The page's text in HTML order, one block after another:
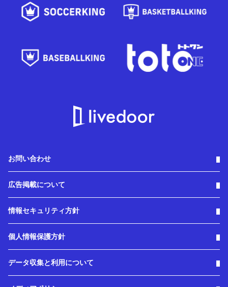
お問い合わせ
広告掲載について
情報セキュリティ方針
個人情報保護方針
データ収集と利用について